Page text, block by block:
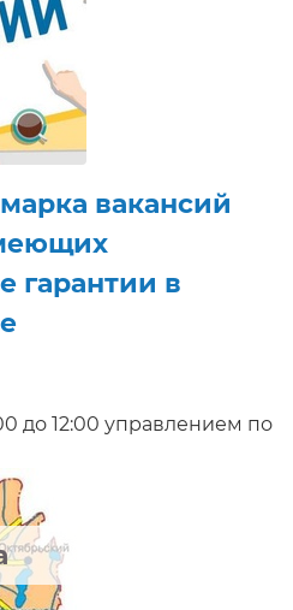
доступна на
Данная электронная
жителям республики и
период поиска работы. В
организации
вакансий
гарантии в
до 12:00 управлением по
исполнительного
ярмарку
граждан имеющих
в трудоустройстве.
с вакансиями,